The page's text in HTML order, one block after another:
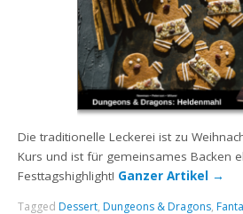
Die traditionelle Leckerei ist zu
Kurs und ist für gemeinsames Backen
Festtagshighlight! Ganzer Artikel →
Tagged Dessert, Dungeons & Dragons,